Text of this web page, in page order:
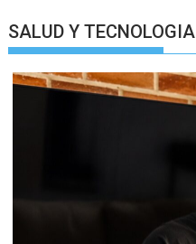
SALUD Y TECNOLOGIA